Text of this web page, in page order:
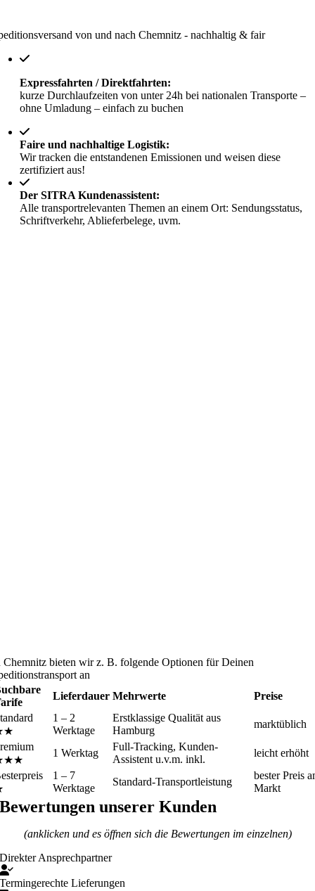
von und nach Chemnitz - nachhaltig & fair
Expressfahrten / Direktfahrten:
kurze Durchlaufzeiten von unter 24h bei nationalen Transporte –
ohne Umladung – einfach zu buchen
Faire und nachhaltige Logistik:
Wir tracken die entstandenen Emissionen und weisen diese
zertifiziert aus!
Der SITRA Kundenassistent:
Alle transportrelevanten Themen an einem Ort: Sendungsstatus,
Schriftverkehr, Ablieferbelege, uvm.
Chemnitz bieten wir z. B. folgende Optionen für Deinen
an
Lieferdauer Mehrwerte
Preise
1 – 2
Werktage
Erstklassige Qualität aus
Hamburg
marktüblich
1 Werktag
Full-Tracking, Kunden-
Assistent u.v.m. inkl.
leicht erhöht
1 – 7
Werktage
Standard-Transportleistung
bester Preis
Markt
Bewertungen unserer Kunden
(anklicken und es öffnen sich die Bewertungen im einzelnen)
Direkter Ansprechpartner
Termingerechte Lieferungen